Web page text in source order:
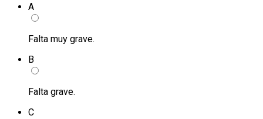
A
Falta muy grave.
B
Falta grave.
C